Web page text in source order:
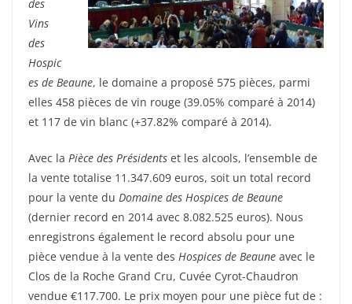
des
Vins
des
Hospic
es de Beaune, le domaine a proposé 575 pièces, parmi
elles 458 pièces de vin rouge (39.05% comparé à 2014)
et 117 de vin blanc (+37.82% comparé à 2014).
Avec la Pièce des Présidents et les alcools, l’ensemble de
la vente totalise 11.347.609 euros, soit un total record
pour la vente du Domaine des Hospices de Beaune
(dernier record en 2014 avec 8.082.525 euros). Nous
enregistrons également le record absolu pour une
pièce vendue à la vente des Hospices de Beaune avec le
Clos de la Roche Grand Cru, Cuvée Cyrot-Chaudron
vendue €117.700. Le prix moyen pour une pièce fut de :